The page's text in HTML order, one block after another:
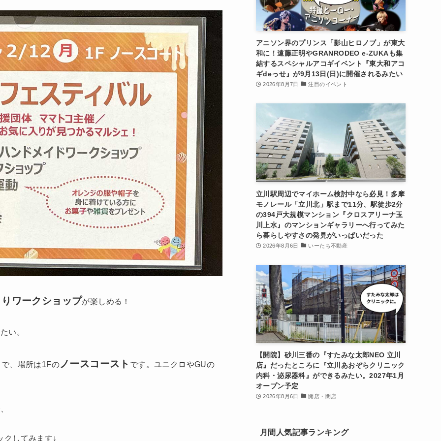
ワークショップが楽しめる！
い。
で、場所は1Fの ノースコースト です。ユニクロやGUの
クしてみます↓
アニソン界のプリンス「影山ヒロノブ」が東大
和に！遠藤正明やGRANRODEO e-ZUKAも集
結するスペシャルアコギイベント『東大和アコ
ギdeっせ』が9月13日(日)に開催されるみたい
2026年8月7日 注目のイベント
立川駅周辺でマイホーム検討中なら必見！多摩
モノレール「立川北」駅まで11分、駅徒歩2分
の394戸大規模マンション『クロスアリーナ玉
川上水』のマンションギャラリーへ行ってみた
ら暮らしやすさの発見がいっぱいだった
2026年8月6日 いーたち不動産
【開院】砂川三番の『すたみな太郎NEO 立川
店』だったところに『立川あおぞらクリニック
内科・泌尿器科』ができるみたい。2027年1月
オープン予定
2026年8月6日 開店・閉店
月間人気記事ランキング